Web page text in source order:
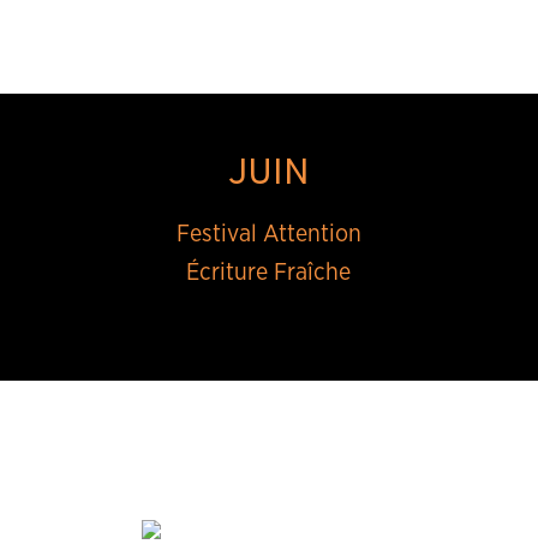
JUIN
Festival Attention
Écriture Fraîche